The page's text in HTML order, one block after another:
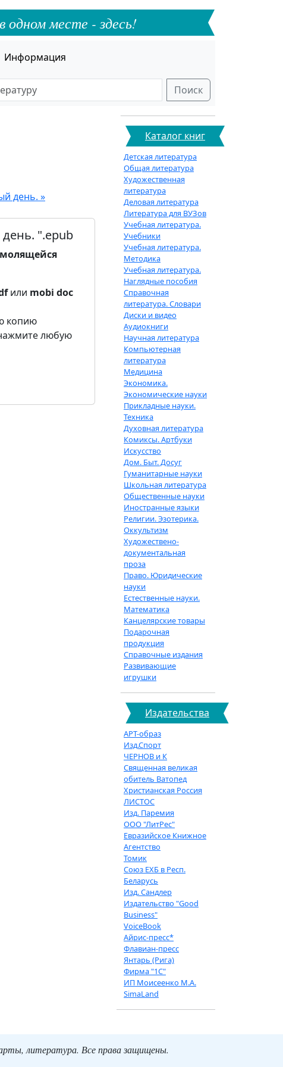
месте - здесь!
Информация
Поиск
день. »
".epub
или mobi doc
копию
любую
Каталог книг
Детская литература
Общая литература
Художественная
литература
Деловая литература
Литература для ВУЗов
Учебная литература.
Учебники
Учебная литература.
Методика
Учебная литература.
Наглядные пособия
Справочная
литература. Словари
Диски и видео
Аудиокниги
Научная литература
Компьютерная
литература
Медицина
Экономика.
Экономические науки
Прикладные науки.
Техника
Духовная литература
Комиксы. Артбуки
Искусство
Дом. Быт. Досуг
Гуманитарные науки
Школьная литература
Общественные науки
Иностранные языки
Религии. Эзотерика.
Оккультизм
Художествено-
документальная
проза
Право. Юридические
науки
Естественные науки.
Математика
Канцелярские товары
Подарочная
продукция
Справочные издания
Развивающие
игрушки
Издательства
АРТ-образ
Изд.Спорт
ЧЕРНОВ и К
Священная великая
обитель Ватопед
Христианская Россия
ЛИСТОС
Изд. Паремия
ООО "ЛитРес"
Евразийское Книжное
Агентство
Томик
Союз ЕХБ в Респ.
Беларусь
Изд. Сандлер
Издательство "Good
Business"
VoiceBook
Айрис-пресс*
Флавиан-пресс
Янтарь (Рига)
Фирма "1С"
ИП Моисеенко М.А.
SimaLand
литература. Все права защищены.